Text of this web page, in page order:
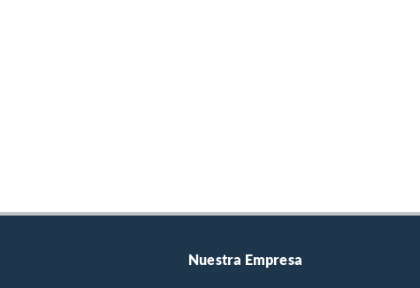
Nuestra Empresa